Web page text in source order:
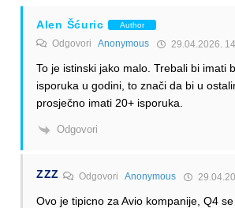
Alen Šćuric Author
Odgovori Anonymous 29.04.2026.
To je istinski jako malo. Trebali bi imati
isporuka u godini, to znači da bi u
prosječno imati 20+ isporuka.
Odgovori
ZZZ OdgovoriAnonymous
Ovo je tipicno za Avio kompanije, Q4